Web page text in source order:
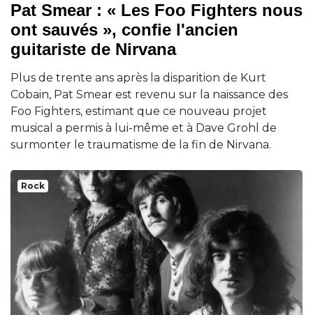
Pat Smear : « Les Foo Fighters nous
ont sauvés », confie l'ancien
guitariste de Nirvana
Plus de trente ans après la disparition de Kurt
Cobain, Pat Smear est revenu sur la naissance des
Foo Fighters, estimant que ce nouveau projet
musical a permis à lui-même et à Dave Grohl de
surmonter le traumatisme de la fin de Nirvana.
Rock